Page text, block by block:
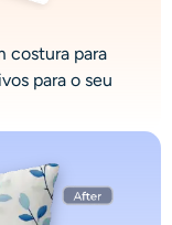
costura para
para o seu